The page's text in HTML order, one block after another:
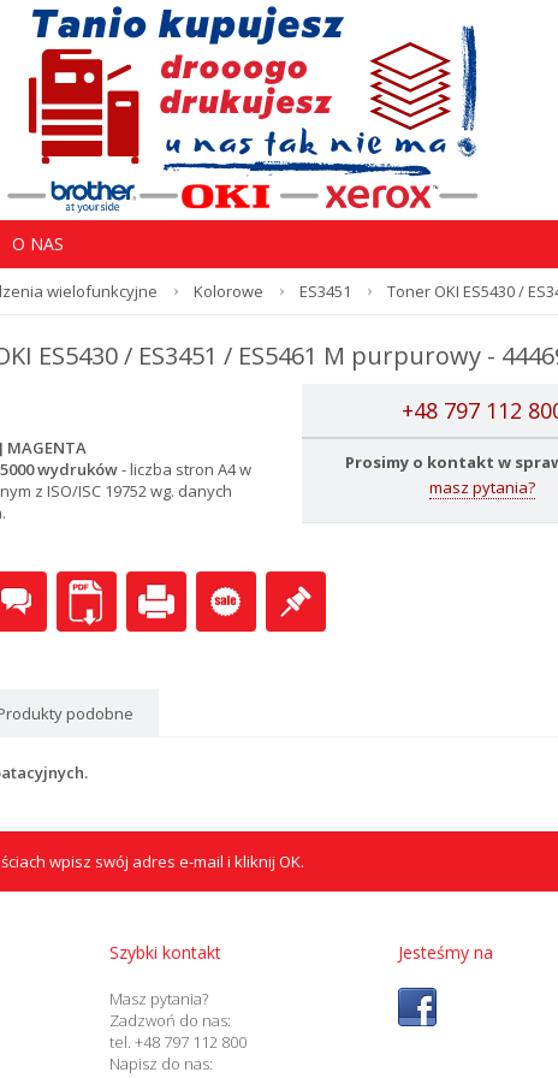
O NAS
wielofunkcyjne Kolorowe ES3451 Toner OKI ES5430 /
ES5430 / ES3451 / ES5461 M purpurowy -
+48 797 112
Prosimy o kontakt w
masz pytania?
5000 wydruków- liczba stron A4 w
z ISO/ISC 19752 wg. danych
podobne
wpisz swój adres e-mail i kliknij OK.
Szybki kontakt
Masz pytania?
Zadzwoń do nas:
tel. +48 797 112 800
Napisz do nas:
Jesteśmy na